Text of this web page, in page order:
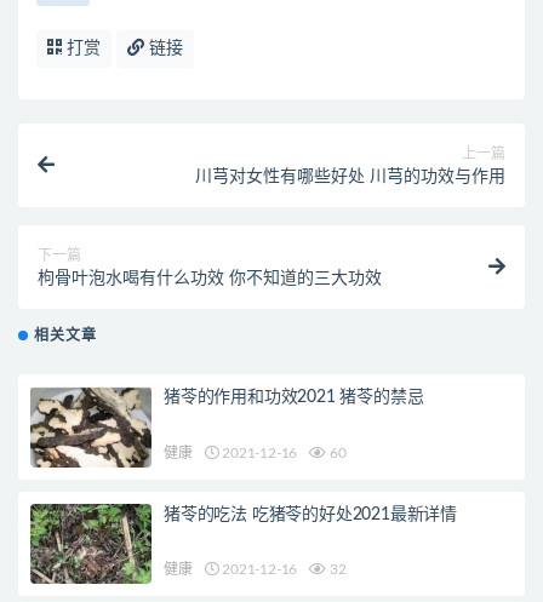
打赏 链接
上一篇
川芎对女性有哪些好处 川芎的功效与作用
下一篇
枸骨叶泡水喝有什么功效 你不知道的三大功效
相关文章
猪苓的作用和功效2021 猪苓的禁忌
健康 2021-12-16 60
猪苓的吃法 吃猪苓的好处2021最新详情
健康 2021-12-16 32